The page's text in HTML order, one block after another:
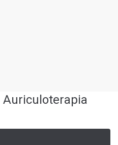
Auriculoterapia